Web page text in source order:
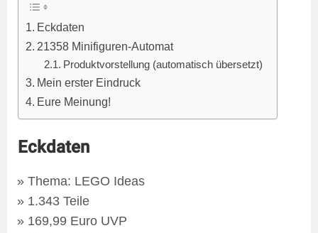
Eckdaten
21358 Minifiguren-Automat
Produktvorstellung (automatisch übersetzt)
Mein erster Eindruck
Eure Meinung!
Eckdaten
Thema: LEGO Ideas
1.343 Teile
169,99 Euro UVP